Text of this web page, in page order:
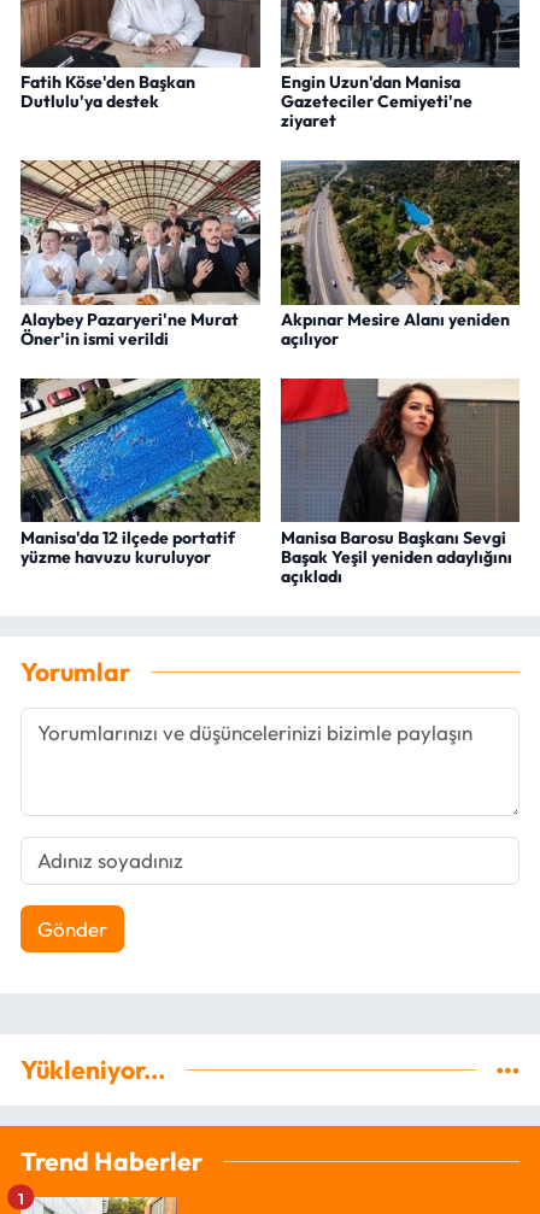
Fatih Köse'den Başkan
Dutlulu'ya destek
Engin Uzun'dan Manisa
Gazeteciler Cemiyeti'ne
ziyaret
Alaybey Pazaryeri'ne Murat
Öner'in ismi verildi
Akpınar Mesire Alanı yeniden
açılıyor
Manisa'da 12 ilçede portatif
yüzme havuzu kuruluyor
Manisa Barosu Başkanı Sevgi
Başak Yeşil yeniden adaylığını
açıkladı
Yorumlar
Gönder
Yükleniyor...
Trend Haberler
1